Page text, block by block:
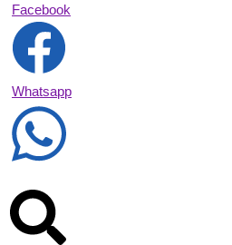
Facebook
Whatsapp